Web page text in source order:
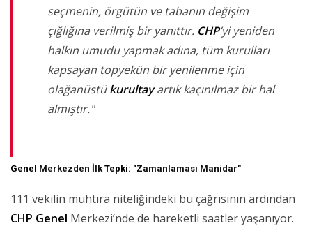
seçmenin, örgütün ve tabanın değişim
çığlığına verilmiş bir yanıttır. CHP’yi yeniden
halkın umudu yapmak adına, tüm kurulları
kapsayan topyekün bir yenilenme için
olağanüstükurultayartık kaçınılmaz bir hal
almıştır."
Genel Merkezden İlk Tepki: "Zamanlaması Manidar"
111 vekilin muhtıra niteliğindeki bu çağrısının ardından
CHP Genel Merkezi’nde de hareketli saatler yaşanıyor.